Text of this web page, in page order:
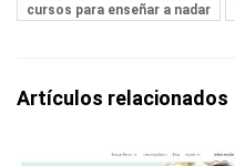
cursos para enseñar a nadar
Artículos relacionados